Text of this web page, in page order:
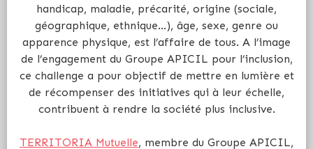
handicap, maladie, précarité, origine (sociale,
géographique, ethnique…), âge, sexe, genre ou
apparence physique, est l’affaire de tous. A l’image
de l’engagement du Groupe APICIL pour l’inclusion,
ce challenge a pour objectif de mettre en lumière et
de récompenser des initiatives qui à leur échelle,
contribuent à rendre la société plus inclusive.
TERRITORIA Mutuelle, membre du Groupe APICIL,